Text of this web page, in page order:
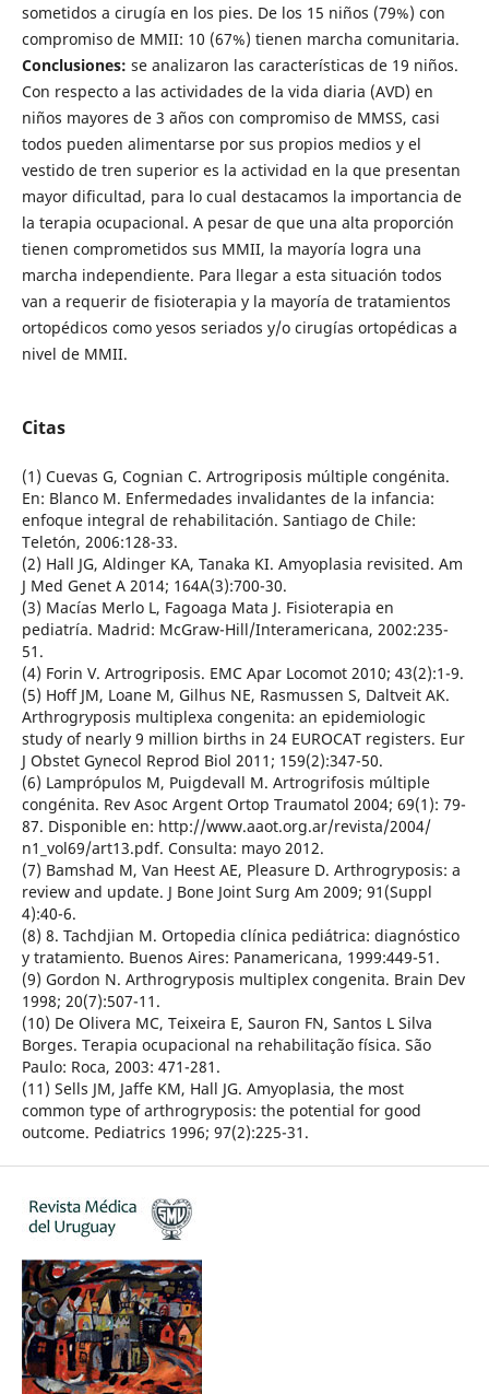
sometidos a cirugía en los pies. De los 15 niños (79%) con
compromiso de MMII: 10 (67%) tienen marcha comunitaria.
Conclusiones: se analizaron las características de 19 niños.
Con respecto a las actividades de la vida diaria (AVD) en
niños mayores de 3 años con compromiso de MMSS, casi
todos pueden alimentarse por sus propios medios y el
vestido de tren superior es la actividad en la que presentan
mayor dificultad, para lo cual destacamos la importancia de
la terapia ocupacional. A pesar de que una alta proporción
tienen comprometidos sus MMII, la mayoría logra una
marcha independiente. Para llegar a esta situación todos
van a requerir de fisioterapia y la mayoría de tratamientos
ortopédicos como yesos seriados y/o cirugías ortopédicas a
nivel de MMII.
Citas
(1) Cuevas G, Cognian C. Artrogriposis múltiple congénita.
En: Blanco M. Enfermedades invalidantes de la infancia:
enfoque integral de rehabilitación. Santiago de Chile:
Teletón, 2006:128-33.
(2) Hall JG, Aldinger KA, Tanaka KI. Amyoplasia revisited. Am
J Med Genet A 2014; 164A(3):700-30.
(3) Macías Merlo L, Fagoaga Mata J. Fisioterapia en
pediatría. Madrid: McGraw-Hill/Interamericana, 2002:235-
51.
(4) Forin V. Artrogriposis. EMC Apar Locomot 2010; 43(2):1-9.
(5) Hoff JM, Loane M, Gilhus NE, Rasmussen S, Daltveit AK.
Arthrogryposis multiplexa congenita: an epidemiologic
study of nearly 9 million births in 24 EUROCAT registers. Eur
J Obstet Gynecol Reprod Biol 2011; 159(2):347-50.
(6) Lamprópulos M, Puigdevall M. Artrogrifosis múltiple
congénita. Rev Asoc Argent Ortop Traumatol 2004; 69(1): 79-
87. Disponible en: http://www.aaot.org.ar/revista/2004/
n1_vol69/art13.pdf. Consulta: mayo 2012.
(7) Bamshad M, Van Heest AE, Pleasure D. Arthrogryposis: a
review and update. J Bone Joint Surg Am 2009; 91(Suppl
4):40-6.
(8) 8. Tachdjian M. Ortopedia clínica pediátrica: diagnóstico
y tratamiento. Buenos Aires: Panamericana, 1999:449-51.
(9) Gordon N. Arthrogryposis multiplex congenita. Brain Dev
1998; 20(7):507-11.
(10) De Olivera MC, Teixeira E, Sauron FN, Santos L Silva
Borges. Terapia ocupacional na rehabilitação física. São
Paulo: Roca, 2003: 471-281.
(11) Sells JM, Jaffe KM, Hall JG. Amyoplasia, the most
common type of arthrogryposis: the potential for good
outcome. Pediatrics 1996; 97(2):225-31.